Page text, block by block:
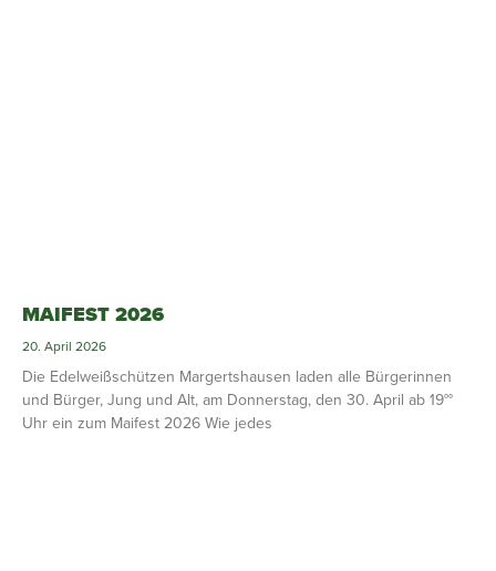
MAIFEST 2026
20. April 2026
Die Edelweißschützen Margertshausen laden alle Bürgerinnen
und Bürger, Jung und Alt, am Donnerstag, den 30. April ab 19°°
Uhr ein zum Maifest 2026 Wie jedes